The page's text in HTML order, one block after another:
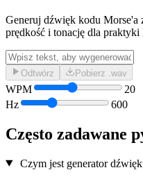
Generuj dźwięk kodu Morse'a
prędkość i tonację dla praktyki
Odtwórz Pobierz .wav
WPM
20
Hz
600
Często zadawane
Czym jest generator